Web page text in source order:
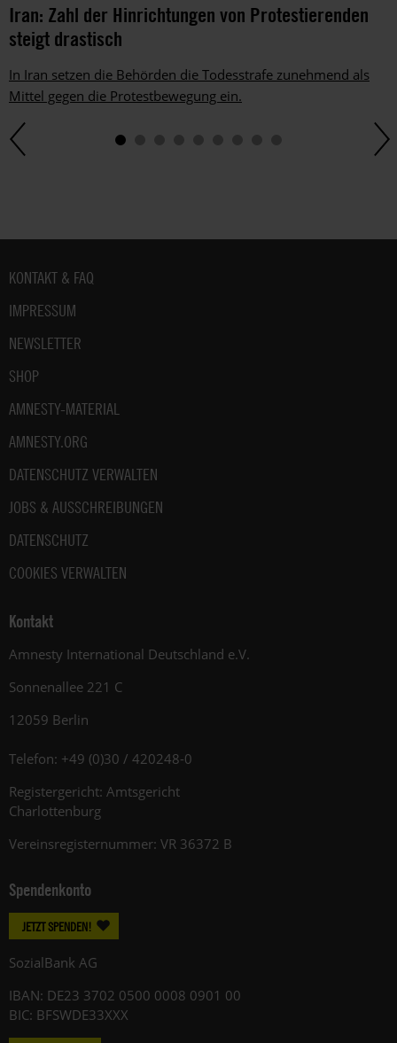
Iran: Zahl der Hinrichtungen von Protestierenden
steigt drastisch
In Iran setzen die Behörden die Todesstrafe zunehmend als
Mittel gegen die Protestbewegung ein.
Fußbereich
KONTAKT & FAQ
IMPRESSUM
NEWSLETTER
SHOP
AMNESTY-MATERIAL
AMNESTY.ORG
DATENSCHUTZ VERWALTEN
JOBS & AUSSCHREIBUNGEN
DATENSCHUTZ
COOKIES VERWALTEN
Kontakt
Amnesty International Deutschland e.V.
Sonnenallee 221 C
12059 Berlin
Telefon: +49 (0)30 / 420248-0
Registergericht: Amtsgericht
Charlottenburg
Vereinsregisternummer: VR 36372 B
Spendenkonto
JETZT SPENDEN!
SozialBank AG
IBAN: DE23 3702 0500 0008 0901 00
BIC: BFSWDE33XXX